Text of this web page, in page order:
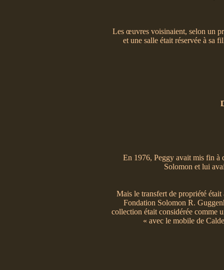
Les œuvres voisinaient, selon un
et une salle était réservée à sa
En 1976, Peggy avait mis fin à
Solomon et lui
Mais le transfert de propriété était
Fondation Solomon R.
collection était considérée comme
« avec le mobile de